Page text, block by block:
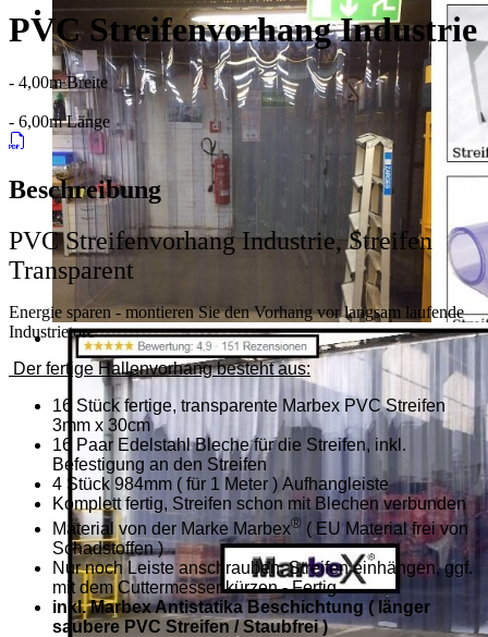
PVC Streifenvorhang Industrie
- 4,00m Breite
- 6,00m Länge
Beschreibung
PVC Streifenvorhang Industrie, Streifen
Transparent
Energie sparen - montieren Sie den Vorhang vor langsam laufende
Industrietore
Der fertige Hallenvorhang besteht aus:
16 Stück fertige, transparente Marbex PVC Streifen
3mm x 30cm
16 Paar Edelstahl Bleche für die Streifen, inkl.
Befestigung an den Streifen
4 Stück 984mm ( für 1 Meter ) Aufhangleiste
Komplett fertig, Streifen schon mit Blechen verbunden
Material von der Marke Marbex® ( EU Material frei von
Schadstoffen )
Nur noch Leiste anschrauben, Streifen einhängen, ggf.
mit dem Cuttermesser kürzen - Fertig
inkl. Marbex Antistatika Beschichtung ( länger
saubere PVC Streifen / Staubfrei )